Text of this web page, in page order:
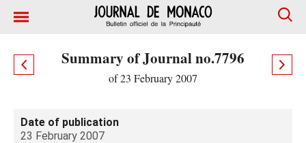
Summary of Journal no.7796
of 23 February 2007
Date of publication
23 February 2007